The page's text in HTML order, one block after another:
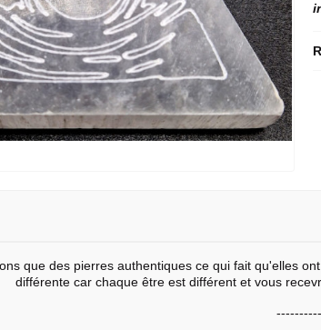
que des pierres authentiques ce qui fait qu'elles
différente car chaque être est différent et vous